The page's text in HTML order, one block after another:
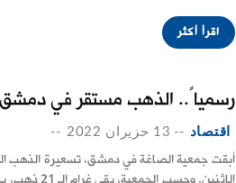
اقرأ أكثر
رسمياً.. الذهب مستقر في دمشق
اقتصاد -- 13 حزيران 2022 --
أبقت جمعية الصاغة في دمشق، تسعيرة الذهب